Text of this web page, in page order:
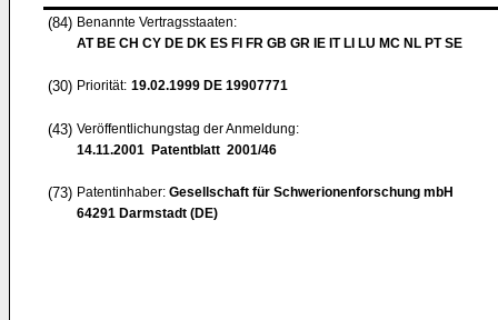
(84) Benannte Vertragsstaaten:
AT BE CH CY DE DK ES FI FR GB GR IE IT LI LU MC NL PT SE
(30) Priorität: 19.02.1999 DE 19907771
(43) Veröffentlichungstag der Anmeldung:
14.11.2001 Patentblatt 2001/46
(73) Patentinhaber: Gesellschaft für Schwerionenforschung mbH
64291 Darmstadt (DE)